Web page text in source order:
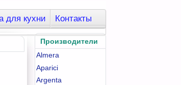
для кухни Контакты
Производители
Almera
Aparici
Argenta